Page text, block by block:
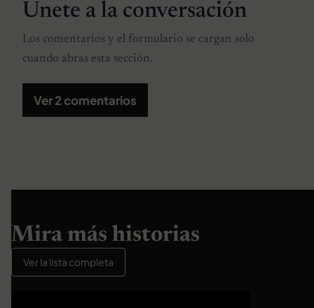
Únete a la conversación
Los comentarios y el formulario se cargan solo
cuando abras esta sección.
Ver 2 comentarios
Mira más historias
Ver la lista completa